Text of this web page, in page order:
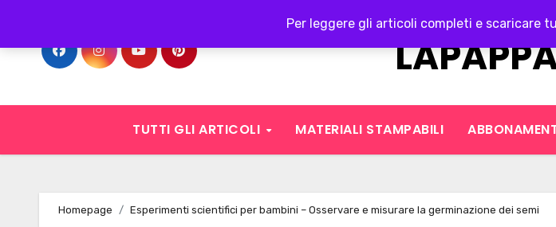
Per leggere gli articoli completi e scaricare
content
TUTTI GLI ARTICOLI MATERIALI STAMPABILI
Homepage Esperimenti scientifici per bambini – Osservare e misurare la germinazione dei semi